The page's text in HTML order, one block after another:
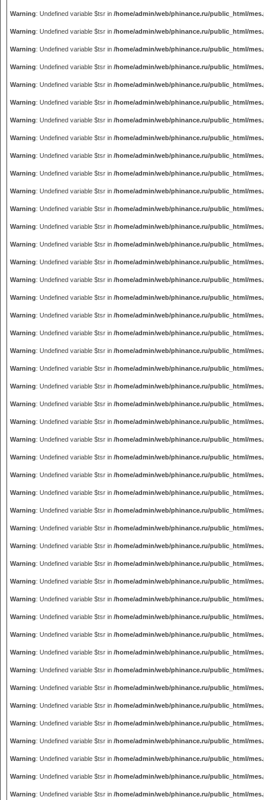
Warning: Undefined variable $tsr in /home/admin/web/phinance.ru/public_html/
Warning: Undefined variable $tsr in /home/admin/web/phinance.ru/public_html/
Warning: Undefined variable $tsr in /home/admin/web/phinance.ru/public_html/
Warning: Undefined variable $tsr in /home/admin/web/phinance.ru/public_html/
Warning: Undefined variable $tsr in /home/admin/web/phinance.ru/public_html/
Warning: Undefined variable $tsr in /home/admin/web/phinance.ru/public_html/
Warning: Undefined variable $tsr in /home/admin/web/phinance.ru/public_html/
Warning: Undefined variable $tsr in /home/admin/web/phinance.ru/public_html/
Warning: Undefined variable $tsr in /home/admin/web/phinance.ru/public_html/
Warning: Undefined variable $tsr in /home/admin/web/phinance.ru/public_html/
Warning: Undefined variable $tsr in /home/admin/web/phinance.ru/public_html/
Warning: Undefined variable $tsr in /home/admin/web/phinance.ru/public_html/
Warning: Undefined variable $tsr in /home/admin/web/phinance.ru/public_html/
Warning: Undefined variable $tsr in /home/admin/web/phinance.ru/public_html/
Warning: Undefined variable $tsr in /home/admin/web/phinance.ru/public_html/
Warning: Undefined variable $tsr in /home/admin/web/phinance.ru/public_html/
Warning: Undefined variable $tsr in /home/admin/web/phinance.ru/public_html/
Warning: Undefined variable $tsr in /home/admin/web/phinance.ru/public_html/
Warning: Undefined variable $tsr in /home/admin/web/phinance.ru/public_html/
Warning: Undefined variable $tsr in /home/admin/web/phinance.ru/public_html/
Warning: Undefined variable $tsr in /home/admin/web/phinance.ru/public_html/
Warning: Undefined variable $tsr in /home/admin/web/phinance.ru/public_html/
Warning: Undefined variable $tsr in /home/admin/web/phinance.ru/public_html/
Warning: Undefined variable $tsr in /home/admin/web/phinance.ru/public_html/
Warning: Undefined variable $tsr in /home/admin/web/phinance.ru/public_html/
Warning: Undefined variable $tsr in /home/admin/web/phinance.ru/public_html/
Warning: Undefined variable $tsr in /home/admin/web/phinance.ru/public_html/
Warning: Undefined variable $tsr in /home/admin/web/phinance.ru/public_html/
Warning: Undefined variable $tsr in /home/admin/web/phinance.ru/public_html/
Warning: Undefined variable $tsr in /home/admin/web/phinance.ru/public_html/
Warning: Undefined variable $tsr in /home/admin/web/phinance.ru/public_html/
Warning: Undefined variable $tsr in /home/admin/web/phinance.ru/public_html/
Warning: Undefined variable $tsr in /home/admin/web/phinance.ru/public_html/
Warning: Undefined variable $tsr in /home/admin/web/phinance.ru/public_html/
Warning: Undefined variable $tsr in /home/admin/web/phinance.ru/public_html/
Warning: Undefined variable $tsr in /home/admin/web/phinance.ru/public_html/
Warning: Undefined variable $tsr in /home/admin/web/phinance.ru/public_html/
Warning: Undefined variable $tsr in /home/admin/web/phinance.ru/public_html/
Warning: Undefined variable $tsr in /home/admin/web/phinance.ru/public_html/
Warning: Undefined variable $tsr in /home/admin/web/phinance.ru/public_html/
Warning: Undefined variable $tsr in /home/admin/web/phinance.ru/public_html/
Warning: Undefined variable $tsr in /home/admin/web/phinance.ru/public_html/
Warning: Undefined variable $tsr in /home/admin/web/phinance.ru/public_html/
Warning: Undefined variable $tsr in /home/admin/web/phinance.ru/public_html/
Warning: Undefined variable $tsr in /home/admin/web/phinance.ru/public_html/